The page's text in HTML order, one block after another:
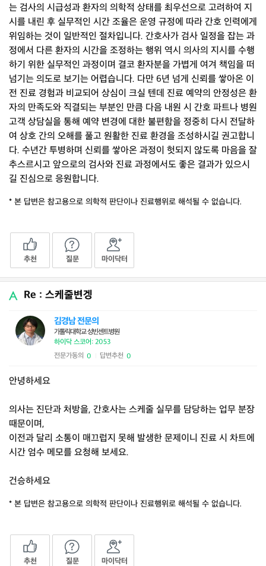
는 검사의 시급성과 환자의 의학적 상태를 최우선으로 고려하여 지
시를 내린 후 실무적인 시간 조율은 운영 규정에 따라 간호 인력에게
위임하는 것이 일반적인 절차입니다. 간호사가 검사 일정을 잡는 과
정에서 다른 환자의 시간을 조정하는 행위 역시 의사의 지시를 수행
하기 위한 실무적인 과정이며 결코 환자분을 가볍게 여겨 책임을 떠
넘기는 의도로 보기는 어렵습니다. 다만 6년 넘게 신뢰를 쌓아온 이
전 진료 경험과 비교되어 상심이 크실 텐데 진료 예약의 안정성은 환
자의 만족도와 직결되는 부분인 만큼 다음 내원 시 간호 파트나 병원
고객 상담실을 통해 예약 변경에 대한 불편함을 정중히 다시 전달하
여 상호 간의 오해를 풀고 원활한 진료 환경을 조성하시길 권고합니
다. 수년간 투병하며 신뢰를 쌓아온 과정이 헛되지 않도록 마음을 잘
추스르시고 앞으로의 검사와 진료 과정에서도 좋은 결과가 있으시
길 진심으로 응원합니다.
* 본 답변은 참고용으로 의학적 판단이나 진료행위로 해석될 수 없습니다.
추천 질문 마이닥터
Re : 스케줄변겡
김경남 전문의
가톨릭대학교 성빈센트병원
하이닥 스코어: 2053
전문가동의 0 답변추천 0
안녕하세요
의사는 진단과 처방을, 간호사는 스케줄 실무를 담당하는 업무 분장
때문이며,
이전과 달리 소통이 매끄럽지 못해 발생한 문제이니 진료 시 차트에
시간 엄수 메모를 요청해 보세요.
건승하세요
* 본 답변은 참고용으로 의학적 판단이나 진료행위로 해석될 수 없습니다.
추천 질문 마이닥터